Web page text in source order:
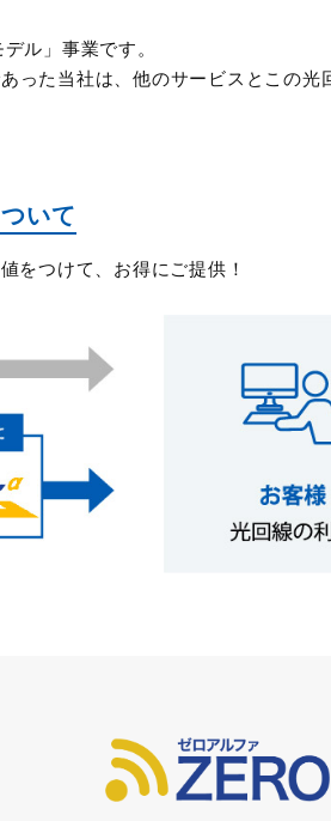
ル」事業です。
た当社は、他のサービスとこの光
いて
をつけて、お得にご提供！